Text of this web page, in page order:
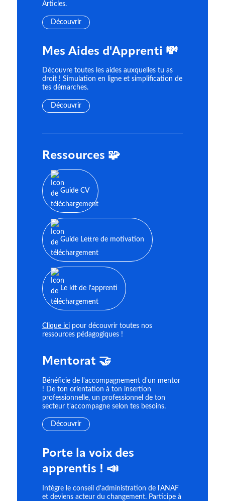
Articles.
Découvrir
Mes Aides d'Apprenti 💸
Découvre toutes les aides auxquelles tu as
droit ! Simulation en ligne et simplification de
tes démarches.
Découvrir
Ressources 🧩
Guide CV
Guide Lettre de motivation
Le kit de l'apprenti
Clique icipour découvrir toutes nos
ressources pédagogiques !
Mentorat 🤝
Bénéficie de l'accompagnement d'un mentor
! De ton orientation à ton insertion
professionnelle, un professionnel de ton
secteur t'accompagne selon tes besoins.
Découvrir
Porte la voix des
apprentis ! 📣
Intègre le conseil d'administration de l'ANAF
et deviens acteur du changement. Participe à